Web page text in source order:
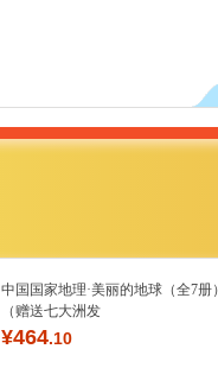
中国国家地理·美丽的地球（全7册
（赠送七大洲发
¥464.10